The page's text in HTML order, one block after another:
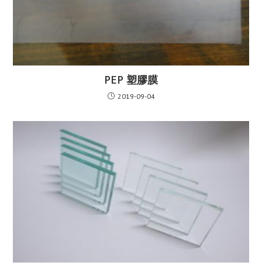
PEP 塑膠膜
2019-09-04